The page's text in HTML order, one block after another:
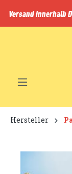
springen
Versand innerhalb
Hersteller